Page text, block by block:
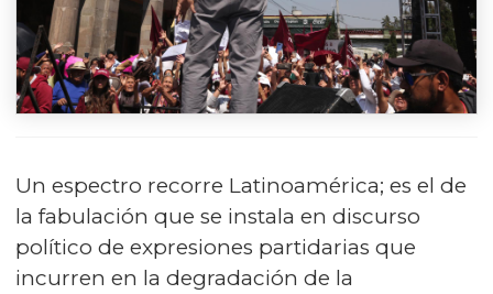
Un espectro recorre Latinoamérica; es el de
la fabulación que se instala en discurso
político de expresiones partidarias que
incurren en la degradación de la